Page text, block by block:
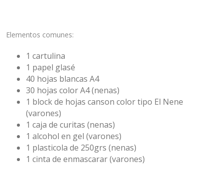
Elementos comunes:
1 cartulina
1 papel glasé
40 hojas blancas A4
30 hojas color A4 (nenas)
1 block de hojas canson color tipo El Nene
(varones)
1 caja de curitas (nenas)
1 alcohol en gel (varones)
1 plasticola de 250grs (nenas)
1 cinta de enmascarar (varones)